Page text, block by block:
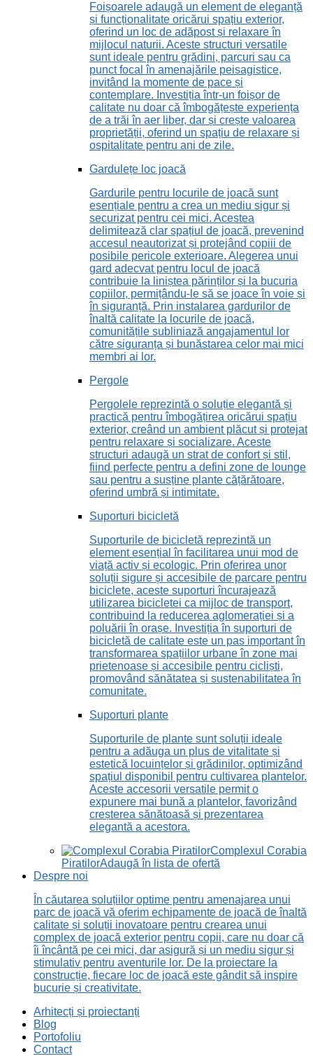
Foișoarele adaugă un element de eleganță
și funcționalitate oricărui spațiu exterior,
oferind un loc de adăpost și relaxare în
mijlocul naturii. Aceste structuri versatile
sunt ideale pentru grădini, parcuri sau ca
punct focal în amenajările peisagistice,
invitând la momente de pace și
contemplare. Investiția într-un foișor de
calitate nu doar că îmbogățește experiența
de a trăi în aer liber, dar și crește valoarea
proprietății, oferind un spațiu de relaxare și
ospitalitate pentru ani de zile.
Gardulețe loc joacă
Gardurile pentru locurile de joacă sunt
esențiale pentru a crea un mediu sigur și
securizat pentru cei mici. Acestea
delimitează clar spațiul de joacă, prevenind
accesul neautorizat și protejând copiii de
posibile pericole exterioare. Alegerea unui
gard adecvat pentru locul de joacă
contribuie la liniștea părinților și la bucuria
copiilor, permițându-le să se joace în voie și
în siguranță. Prin instalarea gardurilor de
înaltă calitate la locurile de joacă,
comunitățile subliniază angajamentul lor
către siguranța și bunăstarea celor mai mici
membri ai lor.
Pergole
Pergolele reprezintă o soluție elegantă și
practică pentru îmbogățirea oricărui spațiu
exterior, creând un ambient plăcut și protejat
pentru relaxare și socializare. Aceste
structuri adaugă un strat de confort și stil,
fiind perfecte pentru a defini zone de lounge
sau pentru a susține plante cățărătoare,
oferind umbră și intimitate.
Suporturi bicicletă
Suporturile de bicicletă reprezintă un
element esențial în facilitarea unui mod de
viață activ și ecologic. Prin oferirea unor
soluții sigure și accesibile de parcare pentru
biciclete, aceste suporturi încurajează
utilizarea bicicletei ca mijloc de transport,
contribuind la reducerea aglomerației și a
poluării în orașe. Investiția în suporturi de
bicicletă de calitate este un pas important în
transformarea spațiilor urbane în zone mai
prietenoase și accesibile pentru cicliști,
promovând sănătatea și sustenabilitatea în
comunitate.
Suporturi plante
Suporturile de plante sunt soluții ideale
pentru a adăuga un plus de vitalitate și
estetică locuințelor și grădinilor, optimizând
spațiul disponibil pentru cultivarea plantelor.
Aceste accesorii versatile permit o
expunere mai bună a plantelor, favorizând
creșterea sănătoasă și prezentarea
elegantă a acestora.
Complexul Corabia
PiratilorAdaugă în lista de ofertă
Despre noi
În căutarea soluțiilor optime pentru amenajarea unui
parc de joacă vă oferim echipamente de joacă de înaltă
calitate și soluții inovatoare pentru crearea unui
complex de joacă exterior pentru copii, care nu doar că
îi încântă pe cei mici, dar asigură și un mediu sigur și
stimulativ pentru aventurile lor. De la proiectare la
construcție, fiecare loc de joacă este gândit să inspire
bucurie și creativitate.
Arhitecți și proiectanți
Blog
Portofoliu
Contact